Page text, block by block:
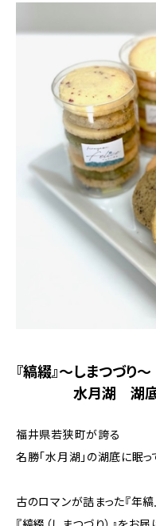
『縞綴』～しまつづり～
水月湖 湖底か
福井県若狭町が誇る
名勝「水月湖」の湖底に眠っ
古のロマンが詰まった『年